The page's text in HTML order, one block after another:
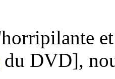
du DVD],